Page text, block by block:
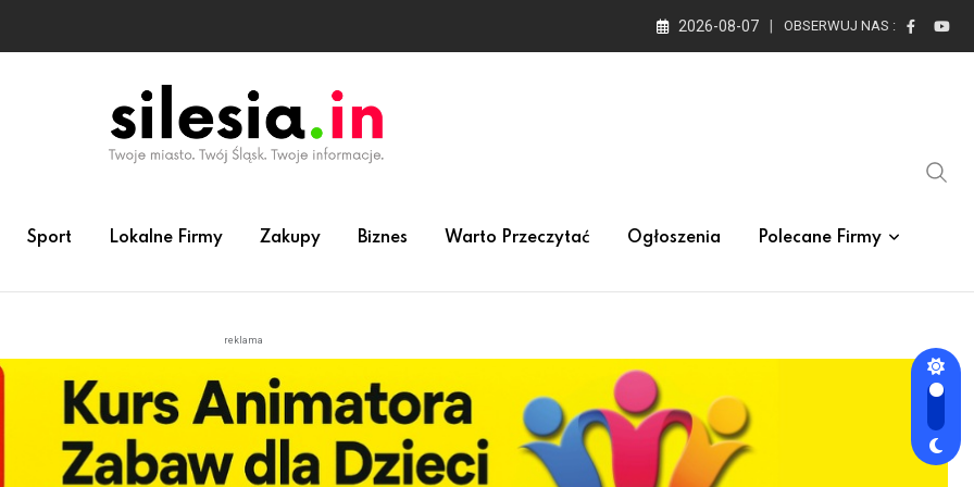
2026-08-07 OBSERWUJ NAS :
Sport Lokalne Firmy Zakupy Biznes Warto Przeczytać Ogłoszenia Polecane Firmy
reklama